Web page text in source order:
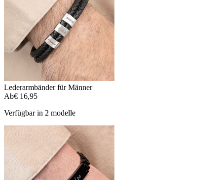
Lederarmbänder für Männer
Ab€ 16,95
Verfügbar in 2 modelle